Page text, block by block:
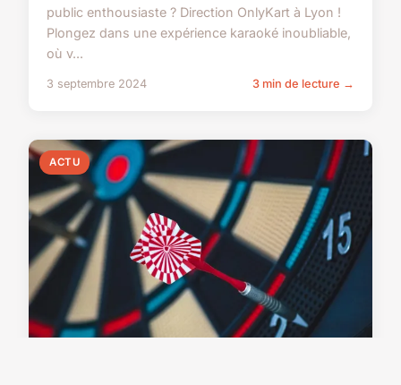
public enthousiaste ? Direction OnlyKart à Lyon !
Plongez dans une expérience karaoké inoubliable,
où v...
3 septembre 2024 3 min de lecture →
ACTU